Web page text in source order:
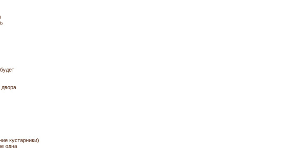
двора
кустарники)
одна